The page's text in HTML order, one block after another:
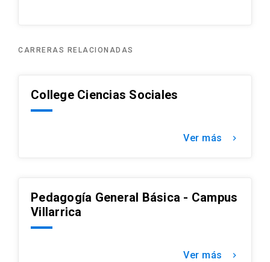
conocimientos globales para estudiantes,
CARRERAS RELACIONADAS
College Ciencias Sociales
Ver más keyboard_arrow_right
Pedagogía General Básica - Campus
Villarrica
Ver más keyboard_arrow_right